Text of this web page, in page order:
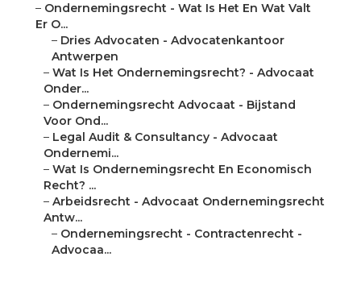
– Ondernemingsrecht - Wat Is Het En Wat Valt
Er O...
– Dries Advocaten - Advocatenkantoor
Antwerpen
– Wat Is Het Ondernemingsrecht? - Advocaat
Onder...
– Ondernemingsrecht Advocaat - Bijstand
Voor Ond...
– Legal Audit & Consultancy - Advocaat
Ondernemi...
– Wat Is Ondernemingsrecht En Economisch
Recht? ...
– Arbeidsrecht - Advocaat Ondernemingsrecht
Antw...
– Ondernemingsrecht - Contractenrecht -
Advocaa...